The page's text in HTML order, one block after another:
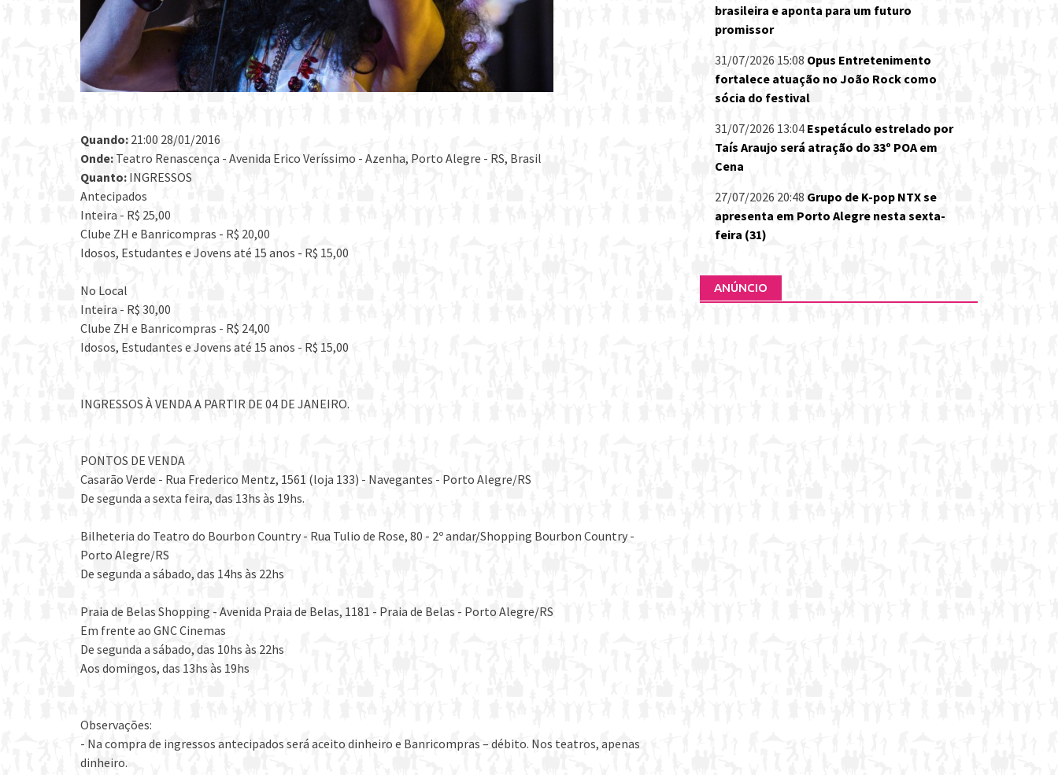
Quando: 21:00 28/01/2016
Onde: Teatro Renascença - Avenida Erico Veríssimo - Azenha, Porto Alegre - RS, Brasil
Quanto: INGRESSOS
Antecipados
Inteira - R$ 25,00
Clube ZH e Banricompras - R$ 20,00
Idosos, Estudantes e Jovens até 15 anos - R$ 15,00
No Local
Inteira - R$ 30,00
Clube ZH e Banricompras - R$ 24,00
Idosos, Estudantes e Jovens até 15 anos - R$ 15,00
INGRESSOS À VENDA A PARTIR DE 04 DE JANEIRO.
PONTOS DE VENDA
Casarão Verde - Rua Frederico Mentz, 1561 (loja 133) - Navegantes - Porto Alegre/RS
De segunda a sexta feira, das 13hs às 19hs.
Bilheteria do Teatro do Bourbon Country - Rua Tulio de Rose, 80 - 2º andar/Shopping Bourbon Country -
Porto Alegre/RS
De segunda a sábado, das 14hs às 22hs
Praia de Belas Shopping - Avenida Praia de Belas, 1181 - Praia de Belas - Porto Alegre/RS
Em frente ao GNC Cinemas
De segunda a sábado, das 10hs às 22hs
Aos domingos, das 13hs às 19hs
Observações:
- Na compra de ingressos antecipados será aceito dinheiro e Banricompras – débito. Nos teatros, apenas
dinheiro.
brasileira e aponta para um futuro
promissor
31/07/2026 15:08 Opus Entretenimento
fortalece atuação no João Rock como
sócia do festival
31/07/2026 13:04 Espetáculo estrelado por
Taís Araujo será atração do 33º POA em
Cena
27/07/2026 20:48 Grupo de K-pop NTX se
apresenta em Porto Alegre nesta sexta-
feira (31)
ANÚNCIO